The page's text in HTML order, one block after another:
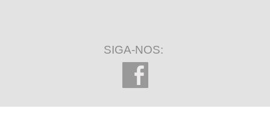
SIGA-NOS: